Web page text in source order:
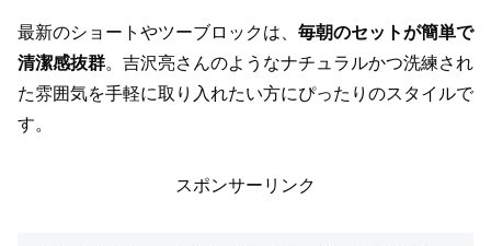
最新のショートやツーブロックは、 毎朝のセットが簡単で
清潔感抜群。吉沢亮さんのようなナチュラルかつ洗練され
た雰囲気を手軽に取り入れたい方にぴったりのスタイルで
す。
スポンサーリンク